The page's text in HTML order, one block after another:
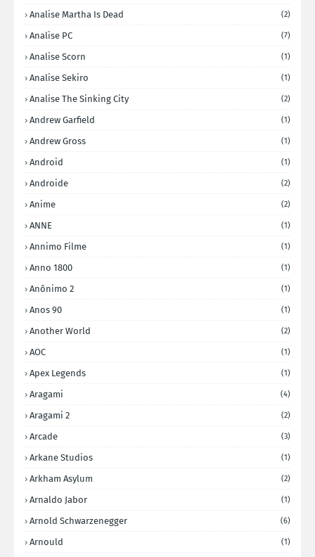
Analise Martha Is Dead (2)
Analise PC (7)
Analise Scorn (1)
Analise Sekiro (1)
Analise The Sinking City (2)
Andrew Garfield (1)
Andrew Gross (1)
Android (1)
Androide (2)
Anime (2)
ANNE (1)
Annimo Filme (1)
Anno 1800 (1)
Anônimo 2 (1)
Anos 90 (1)
Another World (2)
AOC (1)
Apex Legends (1)
Aragami (4)
Aragami 2 (2)
Arcade (3)
Arkane Studios (1)
Arkham Asylum (2)
Arnaldo Jabor (1)
Arnold Schwarzenegger (6)
Arnould (1)